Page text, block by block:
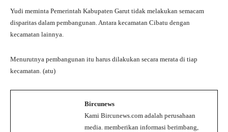
Yudi meminta Pemerintah Kabupaten Garut tidak melakukan semacam
disparitas dalam pembangunan. Antara kecamatan Cibatu dengan
kecamatan lainnya.
Menurutnya pembangunan itu harus dilakukan secara merata di tiap
kecamatan. (atu)
Bircunews
Kami Bircunews.com adalah perusahaan
media. memberikan informasi berimbang,